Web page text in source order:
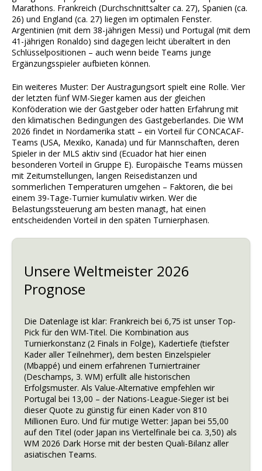
Marathons. Frankreich (Durchschnittsalter ca. 27), Spanien (ca.
26) und England (ca. 27) liegen im optimalen Fenster.
Argentinien (mit dem 38-jährigen Messi) und Portugal (mit dem
41-jährigen Ronaldo) sind dagegen leicht überaltert in den
Schlüsselpositionen – auch wenn beide Teams junge
Ergänzungsspieler aufbieten können.
Ein weiteres Muster: Der Austragungsort spielt eine Rolle. Vier
der letzten fünf WM-Sieger kamen aus der gleichen
Konföderation wie der Gastgeber oder hatten Erfahrung mit
den klimatischen Bedingungen des Gastgeberlandes. Die WM
2026 findet in Nordamerika statt – ein Vorteil für CONCACAF-
Teams (USA, Mexiko, Kanada) und für Mannschaften, deren
Spieler in der MLS aktiv sind (Ecuador hat hier einen
besonderen Vorteil in Gruppe E). Europäische Teams müssen
mit Zeitumstellungen, langen Reisedistanzen und
sommerlichen Temperaturen umgehen – Faktoren, die bei
einem 39-Tage-Turnier kumulativ wirken. Wer die
Belastungssteuerung am besten managt, hat einen
entscheidenden Vorteil in den späten Turnierphasen.
Unsere Weltmeister 2026
Prognose
Die Datenlage ist klar: Frankreich bei 6,75 ist unser Top-
Pick für den WM-Titel. Die Kombination aus
Turnierkonstanz (2 Finals in Folge), Kadertiefe (tiefster
Kader aller Teilnehmer), dem besten Einzelspieler
(Mbappé) und einem erfahrenen Turniertrainer
(Deschamps, 3. WM) erfüllt alle historischen
Erfolgsmuster. Als Value-Alternative empfehlen wir
Portugal bei 13,00 – der Nations-League-Sieger ist bei
dieser Quote zu günstig für einen Kader von 810
Millionen Euro. Und für mutige Wetter: Japan bei 55,00
auf den Titel (oder Japan ins Viertelfinale bei ca. 3,50) als
WM 2026 Dark Horse mit der besten Quali-Bilanz aller
asiatischen Teams.